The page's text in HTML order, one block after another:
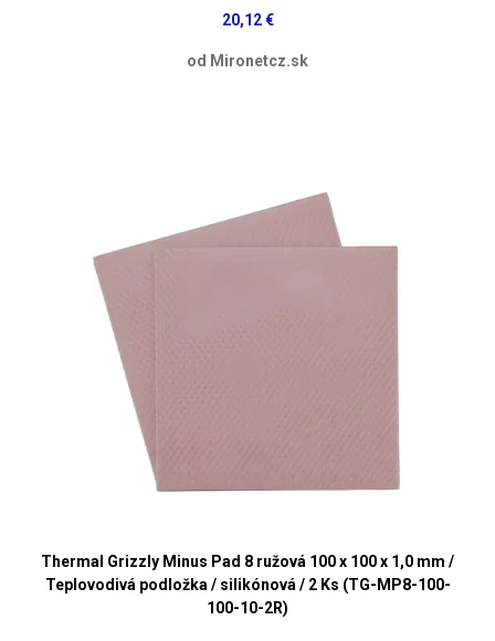
20,12 €
od Mironetcz.sk
Thermal Grizzly Minus Pad 8 ružová 100 x 100 x 1,0 mm /
Teplovodivá podložka / silikónová / 2 Ks (TG-MP8-100-
100-10-2R)